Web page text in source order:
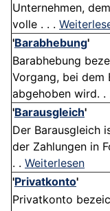
Unternehmen,
volle . . .
'Barabhebung'
Barabhebung
Vorgang, bei dem
abgehoben wird. .
'Barausgleich'
Der Barausgleich
der Zahlungen in
. . Weiterlesen
'Privatkonto'
Privatkonto